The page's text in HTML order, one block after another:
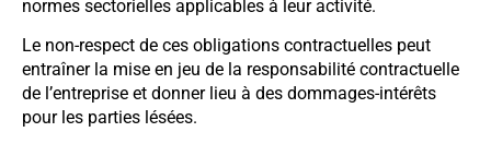
normes sectorielles applicables à leur activité.
Le non-respect de ces obligations contractuelles peut
entraîner la mise en jeu de la responsabilité contractuelle
de l’entreprise et donner lieu à des dommages-intérêts
pour les parties lésées.